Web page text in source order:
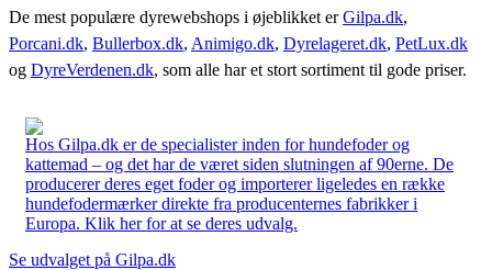
De mest populære dyrewebshops i øjeblikket erGilpa.dk,
Porcani.dk, Bullerbox.dk, Animigo.dk, Dyrelageret.dk, PetLux.dk
og DyreVerdenen.dk, som alle har et stort sortiment til gode priser.
Hos Gilpa.dk er de specialister inden for hundefoder og
kattemad – og det har de været siden slutningen af 90erne. De
producerer deres eget foder og importerer ligeledes en række
hundefodermærker direkte fra producenternes fabrikker i
Europa. Klik her for at se deres udvalg.
Se udvalget på Gilpa.dk